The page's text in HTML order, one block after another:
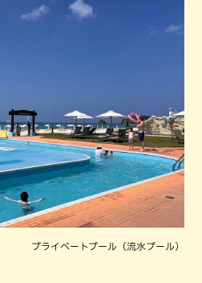
プライベートプール（流水プール）